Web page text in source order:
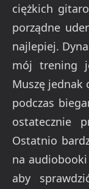
ciężkich
porządne
najlepiej.
mój trening
Muszę jednak
podczas
ostatecznie
Ostatnio
na
aby